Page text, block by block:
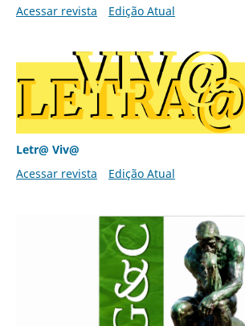
Acessar revista
Edição Atual
Letr@ Viv@
Acessar revista
Edição Atual